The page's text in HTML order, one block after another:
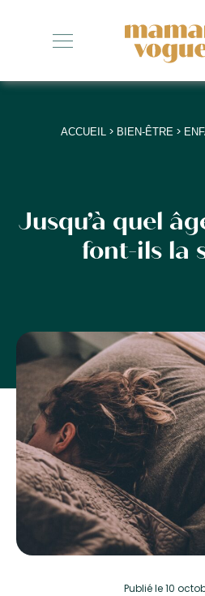
+
+
+
+
ACCUEIL> BIEN-ÊTRE>
Jusqu’à quel
font-ils la
Publiéle 10